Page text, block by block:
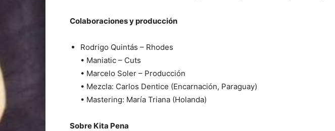
Colaboraciones y producción
Rodrigo Quintás – Rhodes
• Maniatic – Cuts
• Marcelo Soler – Producción
• Mezcla: Carlos Dentice (Encarnación, Paraguay)
• Mastering: María Triana (Holanda)
Sobre Kita Pena